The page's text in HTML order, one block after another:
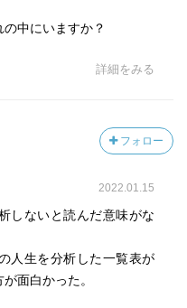
中にいますか？
詳細をみる
フォロー
2022.01.15
しないと読んだ意味がな
人生を分析した一覧表が
面白かった。